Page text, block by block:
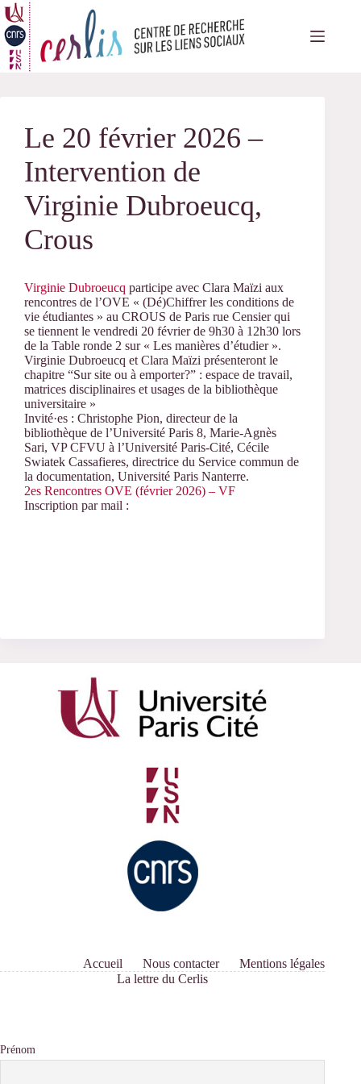
Passer
au
contenu
Le 20 février 2026 –
Intervention de
Virginie Dubroeucq,
Crous
Virginie Dubroeucq participe avec Clara Maïzi aux
rencontres de l’OVE « (Dé)Chiffrer les conditions de
vie étudiantes » au CROUS de Paris rue Censier qui
se tiennent le vendredi 20 février de 9h30 à 12h30 lors
de la Table ronde 2 sur « Les manières d’étudier ».
Virginie Dubroeucq et Clara Maïzi présenteront le
chapitre “Sur site ou à emporter?” : espace de travail,
matrices disciplinaires et usages de la bibliothèque
universitaire »
Invité·es : Christophe Pion, directeur de la
bibliothèque de l’Université Paris 8, Marie-Agnès
Sari, VP CFVU à l’Université Paris-Cité, Cécile
Swiatek Cassafieres, directrice du Service commun de
la documentation, Université Paris Nanterre.
2es Rencontres OVE (février 2026) – VF
Inscription par mail :
Accueil Nous contacter
Mentions légales
La lettre du Cerlis
Prénom